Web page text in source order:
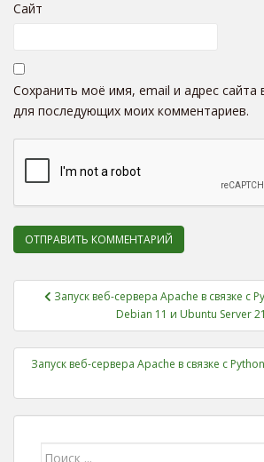
Сайт
Сохранить моё имя, email и адрес сайта
для последующих моих комментариев.
Навигация по
Запуск веб-сервера Apache в связке с
Debian 11 и Ubuntu Server
Запуск веб-сервера Apache в связке с
Поиск для: